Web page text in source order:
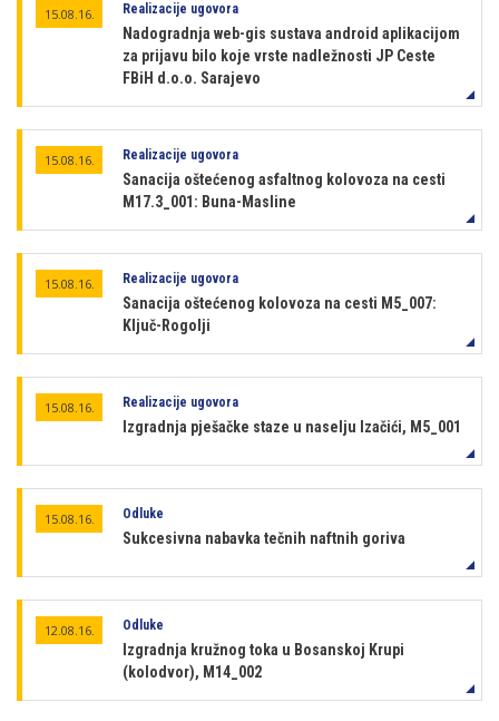
15.08.16. Realizacije ugovora
Nadogradnja web-gis sustava android aplikacijom
za prijavu bilo koje vrste nadležnosti JP Ceste
FBiH d.o.o. Sarajevo
15.08.16. Realizacije ugovora
Sanacija oštećenog asfaltnog kolovoza na cesti
M17.3_001: Buna-Masline
15.08.16. Realizacije ugovora
Sanacija oštećenog kolovoza na cesti M5_007:
Ključ-Rogolji
15.08.16. Realizacije ugovora
Izgradnja pješačke staze u naselju Izačići, M5_001
15.08.16. Odluke
Sukcesivna nabavka tečnih naftnih goriva
12.08.16. Odluke
Izgradnja kružnog toka u Bosanskoj Krupi
(kolodvor), M14_002